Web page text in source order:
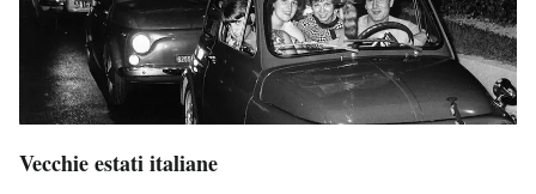
Vecchie estati italiane